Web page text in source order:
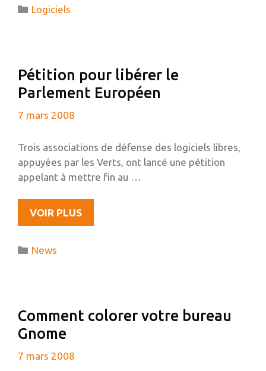
Catégories
Logiciels
Pétition pour libérer le
Parlement Européen
7 mars 2008
Trois associations de défense des logiciels libres,
appuyées par les Verts, ont lancé une pétition
appelant à mettre fin au …
VOIR PLUSPÉTITION
POUR
Catégories
News
Comment colorer votre bureau
Gnome
7 mars 2008